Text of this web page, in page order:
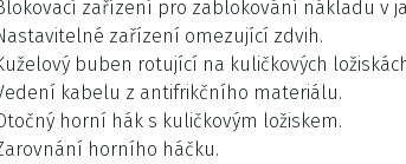
zařízení pro zablokování nákladu v
zařízení omezující zdvih.
buben rotující na kuličkových
kabelu z antifrikčního materiálu.
horní hák s kuličkovým ložiskem.
horního háčku.